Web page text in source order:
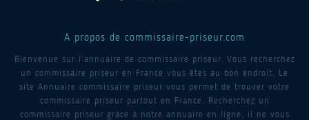
A propos de commissaire-priseur.com
Bienvenue sur l’annuaire de commissaire priseur. Vous recherchez
un commissaire priseur en France vous êtes au bon endroit. Le
site Annuaire commissaire priseur vous permet de trouver votre
commissaire priseur partout en France. Recherchez un
commissaire priseur grâce à notre annuaire en ligne, il ne vous